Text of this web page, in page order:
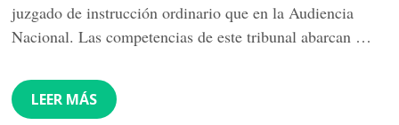
juzgado de instrucción ordinario que en la Audiencia
Nacional. Las competencias de este tribunal abarcan …
LEER MÁS